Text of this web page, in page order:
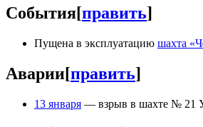
События[править]
Пущена в эксплуатацию шахта
Аварии[править]
13 января — взрыв в шахте № 21